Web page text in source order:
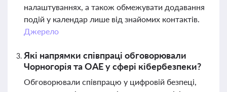
налаштуваннях, а також обмежувати додавання
подій у календар лише від знайомих контактів.
Джерело
Які напрямки співпраці обговорювали
Чорногорія та ОАЕ у сфері кібербезпеки?
Обговорювали співпрацю у цифровій безпеці,